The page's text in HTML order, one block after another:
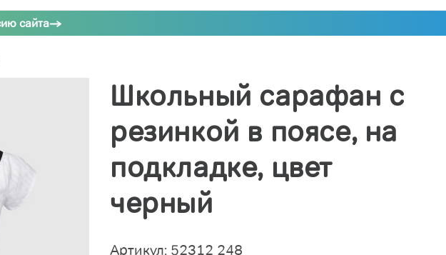
сайта
Школьный сарафан с
резинкой в поясе, на
подкладке, цвет
черный
Артикул: 52312 248